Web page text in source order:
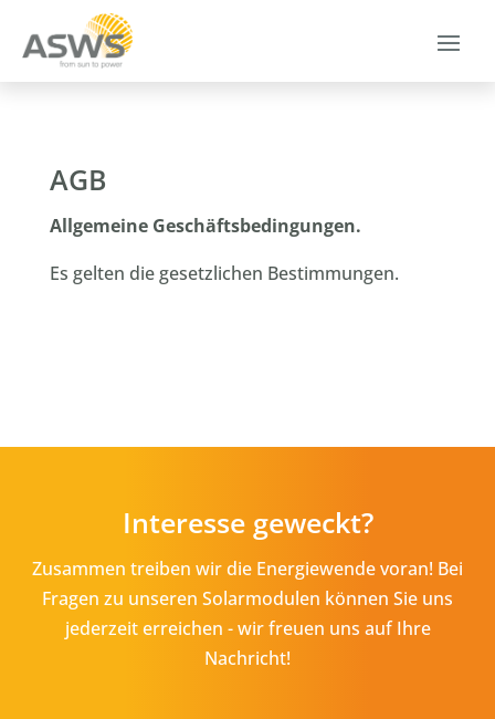
AGB
Allgemeine Geschäftsbedingungen.
Es gelten die gesetzlichen Bestimmungen.
Interesse geweckt?
Zusammen treiben wir die Energiewende voran! Bei
Fragen zu unseren Solarmodulen können Sie uns
jederzeit erreichen - wir freuen uns auf Ihre
Nachricht!